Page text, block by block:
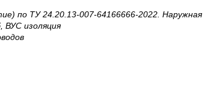
по ТУ 24.20.13-007-64166666-2022. Наружная
ВУС изоляция